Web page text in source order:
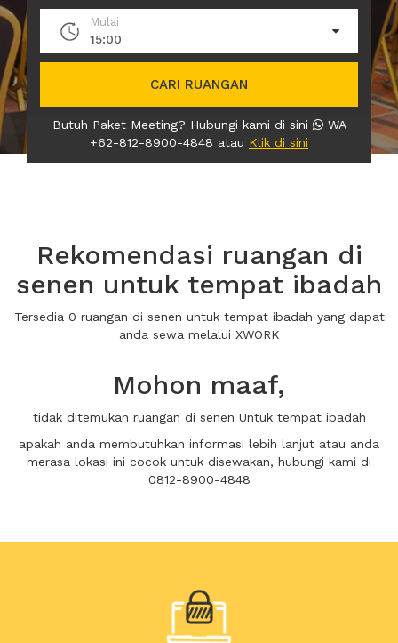
Mulai
15:00
CARI RUANGAN
Butuh Paket Meeting? Hubungi kami di sini
WA
+62-812-8900-4848 atau Klik di sini
Rekomendasi ruangan di
senen untuk tempat ibadah
Tersedia 0 ruangan di senen untuk tempat ibadah yang dapat
anda sewa melalui XWORK
Mohon maaf,
tidak ditemukan ruangan di senen Untuk tempat ibadah
apakah anda membutuhkan informasi lebih lanjut atau anda
merasa lokasi ini cocok untuk disewakan, hubungi kami di
0812-8900-4848